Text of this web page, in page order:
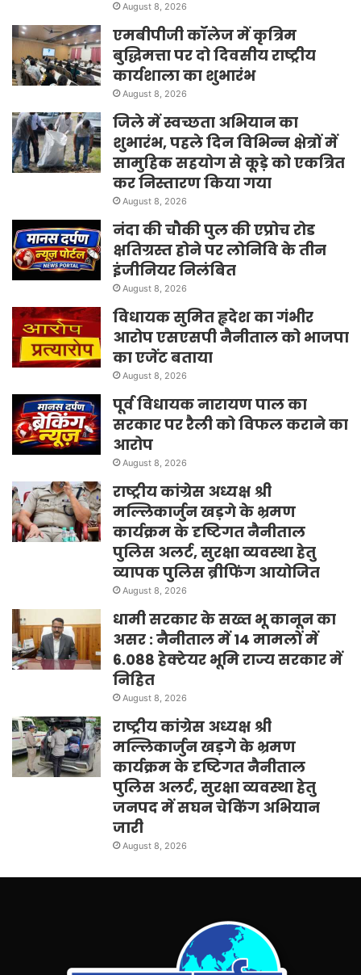
August 8, 2026
एमबीपीजी कॉलेज में कृत्रिम
बुद्धिमत्ता पर दो दिवसीय राष्ट्रीय
कार्यशाला का शुभारंभ
August 8, 2026
जिले में स्वच्छता अभियान का
शुभारंभ, पहले दिन विभिन्न क्षेत्रों में
सामुहिक सहयोग से कूड़े को एकत्रित
कर निस्तारण किया गया
August 8, 2026
नंदा की चौकी पुल की एप्रोच रोड
क्षतिग्रस्त होने पर लोनिवि के तीन
इंजीनियर निलंबित
August 8, 2026
विधायक सुमित हृदेश का गंभीर
आरोप एसएसपी नैनीताल को भाजपा
का एजेंट बताया
August 8, 2026
पूर्व विधायक नारायण पाल का
सरकार पर रैली को विफल कराने का
आरोप
August 8, 2026
राष्ट्रीय कांग्रेस अध्यक्ष श्री
मल्लिकार्जुन खड़गे के भ्रमण
कार्यक्रम के दृष्टिगत नैनीताल
पुलिस अलर्ट, सुरक्षा व्यवस्था हेतु
व्यापक पुलिस ब्रीफिंग आयोजित
August 8, 2026
धामी सरकार के सख्त भू कानून का
असर : नैनीताल में 14 मामलों में
6.088 हेक्टेयर भूमि राज्य सरकार में
निहित
August 8, 2026
राष्ट्रीय कांग्रेस अध्यक्ष श्री
मल्लिकार्जुन खड़गे के भ्रमण
कार्यक्रम के दृष्टिगत नैनीताल
पुलिस अलर्ट, सुरक्षा व्यवस्था हेतु
जनपद में सघन चेकिंग अभियान
जारी
August 8, 2026